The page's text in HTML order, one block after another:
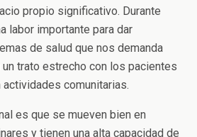
propio significativo. Durante
labor importante para dar
de salud que nos demanda
trato estrecho con los pacientes
actividades comunitarias.
es que se mueven bien en
y tienen una alta capacidad de